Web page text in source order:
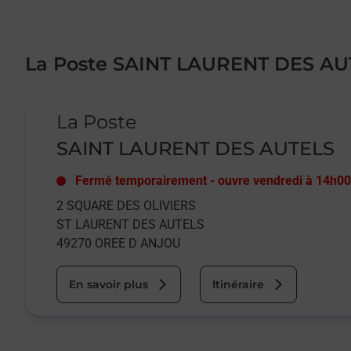
La Poste SAINT LAURENT DES
La Poste
SAINT LAURENT DES AUTELS
Fermé temporairement - ouvre vendredi à 14h00
2 SQUARE DES OLIVIERS
ST LAURENT DES AUTELS
49270 OREE D ANJOU
En savoir plus Itinéraire